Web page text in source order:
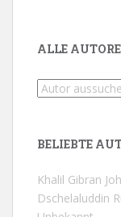
ALLE
BELIEBTE
Khalil Gibran
Dschelaluddin